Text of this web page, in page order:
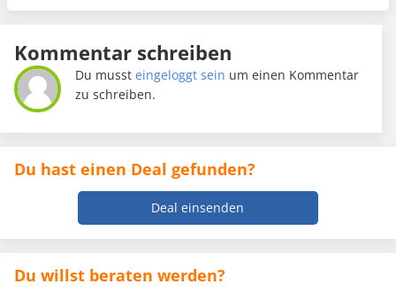
Kommentar schreiben
Du mussteingeloggt sein um einen Kommentar
zu schreiben.
Du hast einen Deal gefunden?
Deal einsenden
Du willst beraten werden?